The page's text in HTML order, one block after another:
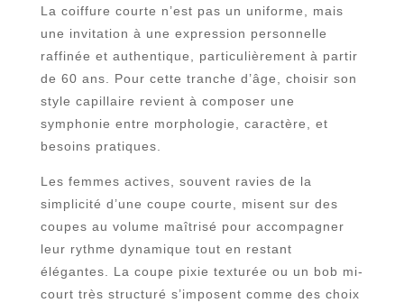
La coiffure courte n’est pas un uniforme, mais
une invitation à une expression personnelle
raffinée et authentique, particulièrement à partir
de 60 ans. Pour cette tranche d’âge, choisir son
style capillaire revient à composer une
symphonie entre morphologie, caractère, et
besoins pratiques.
Les femmes actives, souvent ravies de la
simplicité d’une coupe courte, misent sur des
coupes au volume maîtrisé pour accompagner
leur rythme dynamique tout en restant
élégantes. La coupe pixie texturée ou un bob mi-
court très structuré s’imposent comme des choix